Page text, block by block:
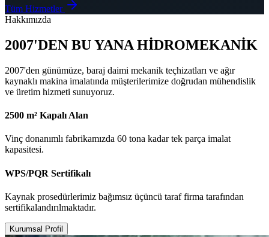
Tüm Hizmetler
Hakkımızda
2007'DEN BU YANA HİDROMEKANİK
2007'den günümüze, baraj daimi mekanik teçhizatları ve ağır
kaynaklı makina imalatında müşterilerimize doğrudan mühendislik
ve üretim hizmeti sunuyoruz.
2500 m² Kapalı Alan
Vinç donanımlı fabrikamızda 60 tona kadar tek parça imalat
kapasitesi.
WPS/PQR Sertifikalı
Kaynak prosedürlerimiz bağımsız üçüncü taraf firma tarafından
sertifikalandırılmaktadır.
Kurumsal Profil